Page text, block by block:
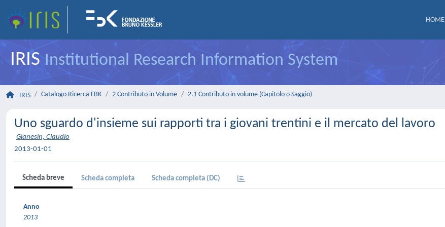
HOME
IRISInstitutional Research Information System
IRIS Catalogo Ricerca FBK 2 Contributo in Volume 2.1 Contributo in volume (Capitolo o Saggio)
Uno sguardo d'insieme sui rapporti tra i giovani trentini e il mercato del lavoro
Gianesin, Claudio
2013-01-01
Scheda breve Scheda completa Scheda completa (DC)
Anno
2013